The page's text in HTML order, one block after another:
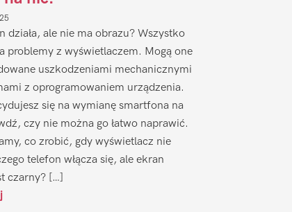
działa, ale nie ma obrazu? Wszystko
problemy z wyświetlaczem. Mogą one
uszkodzeniami mechanicznymi
z oprogramowaniem urządzenia.
się na wymianę smartfona na
czy nie można go łatwo naprawić.
co zrobić, gdy wyświetlacz nie
telefon włącza się, ale ekran
czarny? […]